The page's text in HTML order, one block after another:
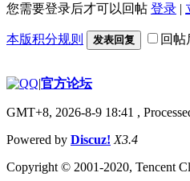
您需要登录后才可以回帖 登录 |
本版积分规则 发表回复 回帖
|官方论坛
GMT+8, 2026-8-9 18:41 ,
Powered by Discuz! X3.4
Copyright © 2001-2020, Tencent